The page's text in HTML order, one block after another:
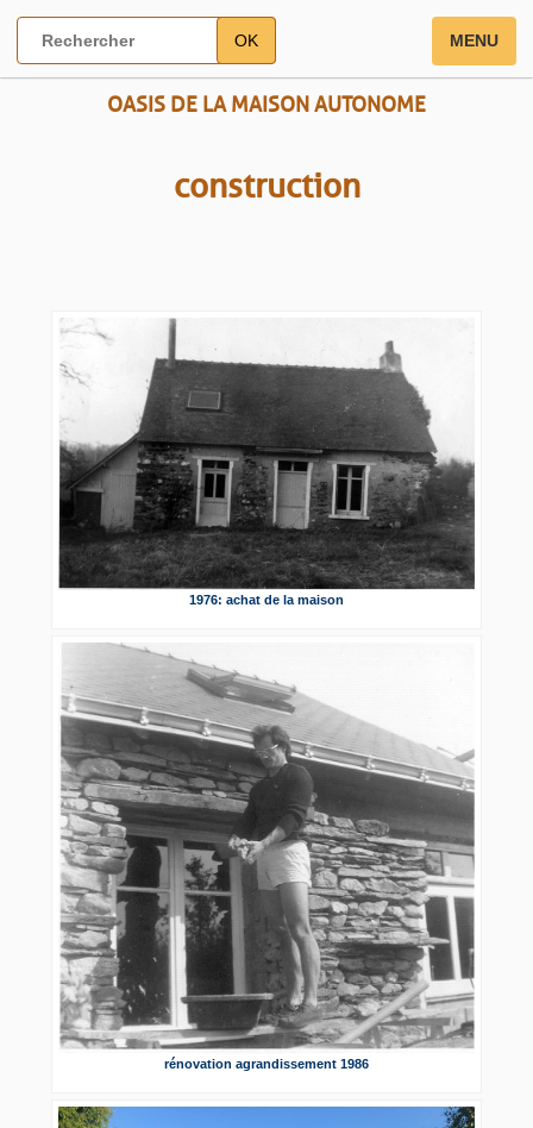
OASIS DE LA MAISON AUTONOME
MENU
construction
1976: achat de la maison
rénovation agrandissement 1986
OK